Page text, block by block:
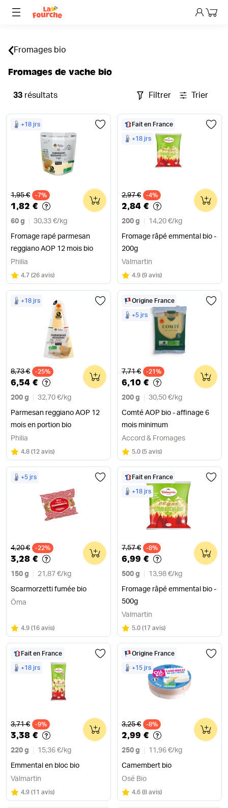
Mon
Fromages bio
Fromages de vache bio
33 résultats Filtrer Trier
+18 jrs
Ancien prix
1,95 € -7%
1,82 €
60 g 30,33 €/ kg
Fromage rapé parmesan
reggiano AOP 12 mois bio
0
Philia
Note
4.7 sur 5
(26 avis)
Fait en France
+18 jrs
Ancien prix
2,97 € -4%
2,84 €
200 g 14,20 €/ kg
Fromage râpé emmental bio -
200g
0
Valmartin
Note
4.9 sur 5
(9 avis)
+18 jrs
Ancien prix
8,73 € -25%
6,54 €
200 g 32,70 €/ kg
Parmesan reggiano AOP 12
mois en portion bio
0
Philia
Note
4.8 sur 5
(12 avis)
Origine France
+5 jrs
Ancien prix
7,71 € -21%
6,10 €
200 g 30,50 €/ kg
Comté AOP bio - affinage 6
mois minimum
0
Accord & Fromages
Note
5.0 sur 5
(5 avis)
+5 jrs
Ancien prix
4,20 € -22%
3,28 €
150 g 21,87 €/ kg
Scarmorzetti fumée bio
0
Öma
Note
4.9 sur 5
(16 avis)
Fait en France
+18 jrs
Ancien prix
7,57 € -8%
6,99 €
500 g 13,98 €/ kg
Fromage râpé emmental bio -
500g
0
Valmartin
Note
5.0 sur 5
(17 avis)
Fait en France
+18 jrs
Ancien prix
3,71 € -9%
3,38 €
220 g 15,36 €/ kg
Emmental en bloc bio
0
Valmartin
Note
4.9 sur 5
(11 avis)
Origine France
+15 jrs
Ancien prix
3,25 € -8%
2,99 €
250 g 11,96 €/ kg
Camembert bio
0
Osé Bio
Note
4.6 sur 5
(8 avis)